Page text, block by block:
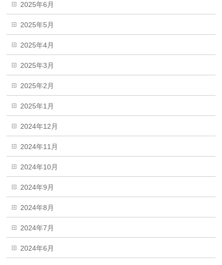
2025年6月
2025年5月
2025年4月
2025年3月
2025年2月
2025年1月
2024年12月
2024年11月
2024年10月
2024年9月
2024年8月
2024年7月
2024年6月